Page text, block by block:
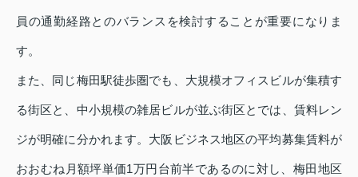
員の通勤経路とのバランスを検討することが重要になりま
す。
また、同じ梅田駅徒歩圏でも、大規模オフィスビルが集積す
る街区と、中小規模の雑居ビルが並ぶ街区とでは、賃料レン
ジが明確に分かれます。大阪ビジネス地区の平均募集賃料が
おおむね月額坪単価1万円台前半であるのに対し、梅田地区